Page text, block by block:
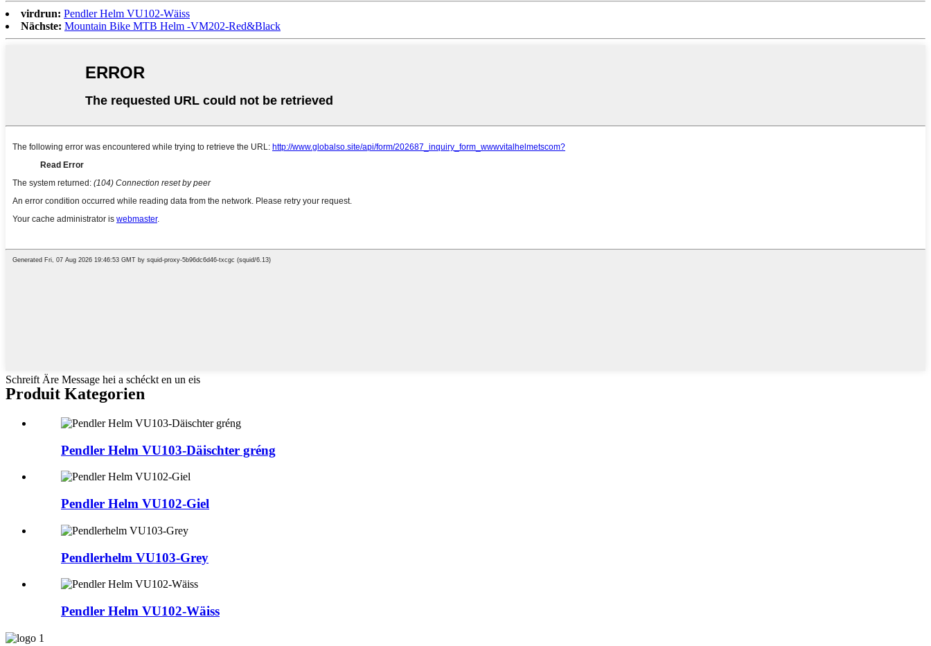
virdrun: Pendler Helm VU102-Wäiss
Nächste: Mountain Bike MTB Helm -VM202-Red&Black
Schreift Äre Message hei a schéckt en un eis
Produit Kategorien
Pendler Helm VU103-Däischter gréng
Pendler Helm VU102-Giel
Pendlerhelm VU103-Grey
Pendler Helm VU102-Wäiss